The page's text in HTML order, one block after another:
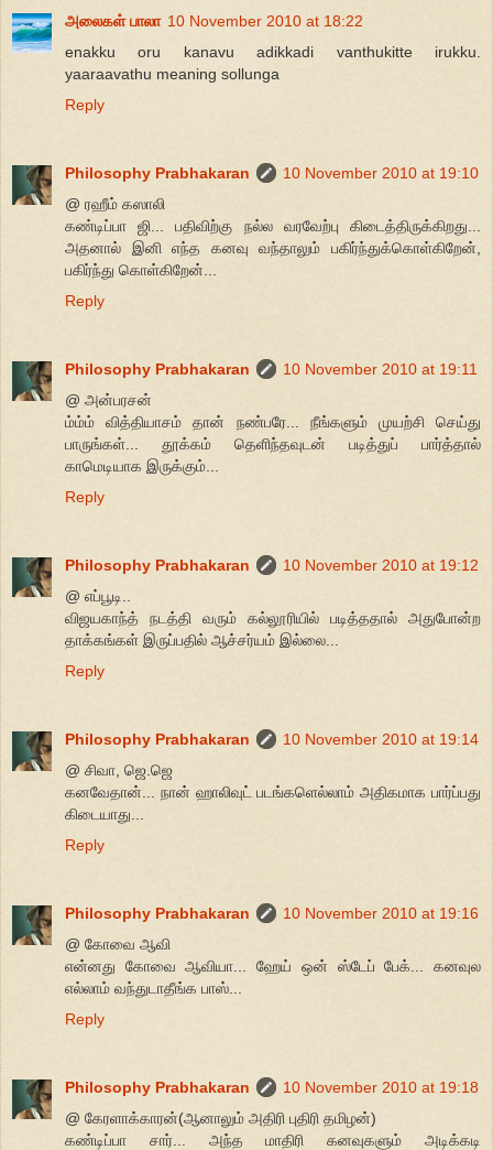
அலைகள் பாலா 10 November 2010 at 18:22
enakku oru kanavu adikkadi vanthukitte irukku.
yaaraavathu meaning sollunga
Reply
Philosophy Prabhakaran
10 November 2010 at 19:10
@ ரஹீம் கஸாலி
கண்டிப்பா ஜி... பதிவிற்கு நல்ல வரவேற்பு கிடைத்திருக்கிறது...
அதனால் இனி எந்த கனவு வந்தாலும் பகிர்ந்துக்கொள்கிறேன்,
பகிர்ந்து கொள்கிறேன்...
Reply
Philosophy Prabhakaran
10 November 2010 at 19:11
@ அன்பரசன்
ம்ம்ம் வித்தியாசம் தான் நண்பரே... நீங்களும் முயற்சி செய்து
பாருங்கள்... தூக்கம் தெளிந்தவுடன் படித்துப் பார்த்தால்
காமெடியாக இருக்கும்...
Reply
Philosophy Prabhakaran
10 November 2010 at 19:12
@ எப்பூடி..
விஜயகாந்த் நடத்தி வரும் கல்லூரியில் படித்ததால் அதுபோன்ற
தாக்கங்கள் இருப்பதில் ஆச்சர்யம் இல்லை...
Reply
Philosophy Prabhakaran
10 November 2010 at 19:14
@ சிவா, ஜெ.ஜெ
கனவேதான்... நான் ஹாலிவுட் படங்களெல்லாம் அதிகமாக பார்ப்பது
கிடையாது...
Reply
Philosophy Prabhakaran
10 November 2010 at 19:16
@ கோவை ஆவி
என்னது கோவை ஆவியா... ஹேய் ஒன் ஸ்டேப் பேக்... கனவுல
எல்லாம் வந்துடாதீங்க பாஸ்...
Reply
Philosophy Prabhakaran
10 November 2010 at 19:18
@ கேரளாக்காரன்(ஆனாலும் அதிரி புதிரி தமிழன்)
கண்டிப்பா சார்... அந்த மாதிரி கனவுகளும் அடிக்கடி